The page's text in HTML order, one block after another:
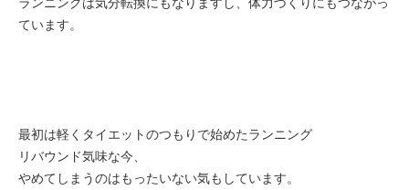
ています。
最初は軽くタイエットのつもりで始めたランニング
リバウンド気味な今、
やめてしまうのはもったいない気もしています。